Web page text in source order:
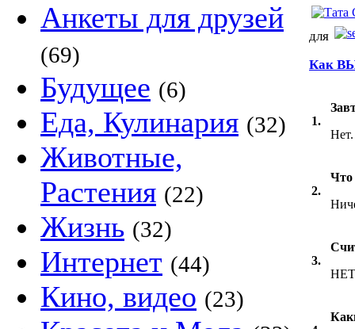
Анкеты для друзей
(69)
Будущее (6)
Еда, Кулинария (32)
Животные,
Растения (22)
Жизнь (32)
Интернет (44)
Кино, видео (23)
для
Как ВЫ
1.
Нет.
2.
Что
3.
НЕТ